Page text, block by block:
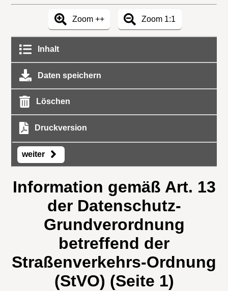
Zoom ++ Zoom 1:1
Inhalt
Daten speichern
Löschen
Druckversion
weiter
Information gemäß Art. 13
der Datenschutz-
Grundverordnung
betreffend der
Straßenverkehrs-Ordnung
(StVO) (Seite 1)